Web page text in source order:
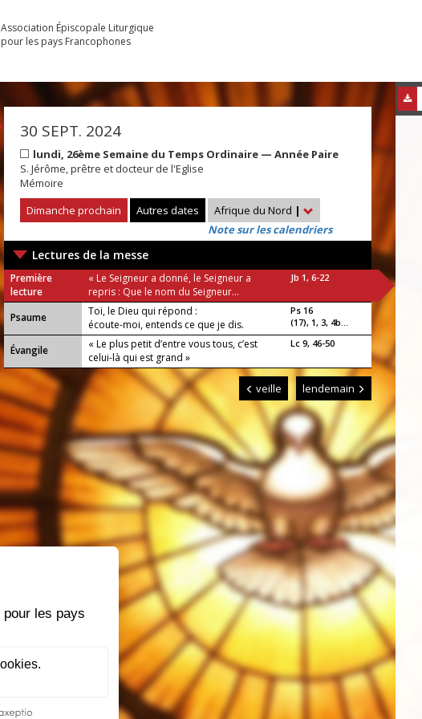
Association Épiscopale Liturgique
pour les pays Francophones
30 SEPT. 2024
lundi, 26ème Semaine du Temps Ordinaire — Année Paire
S. Jérôme, prêtre et docteur de l'Eglise
Mémoire
Dimanche prochain
Autres dates Afrique du Nord |
Note sur les calendriers
Lectures de la messe
Première
lecture
« Le Seigneur a donné, le Seigneur a
repris : Que le nom du Seigneur...
Jb 1, 6-22
Psaume
Toi, le Dieu qui répond :
écoute-moi, entends ce que je dis.
Ps 16
(17), 1, 3, 4b...
Évangile
« Le plus petit d’entre vous tous, c’est
celui-là qui est grand »
Lc 9, 46-50
veille lendemain